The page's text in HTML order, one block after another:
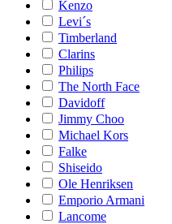
Kenzo
Levi´s
Timberland
Clarins
Philips
The North Face
Davidoff
Jimmy Choo
Michael Kors
Falke
Shiseido
Ole Henriksen
Emporio Armani
Lancome